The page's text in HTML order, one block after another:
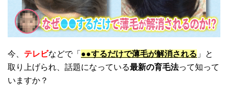
今、 テレビなどで「 ●●するだけで薄毛が解消される 」と
取り上げられ、話題になっている最新の育毛法って知って
いますか？